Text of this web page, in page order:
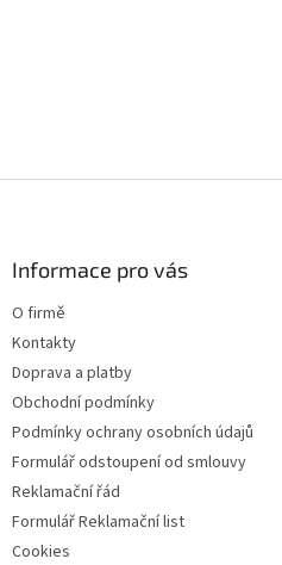
Informace pro vás
O firmě
Kontakty
Doprava a platby
Obchodní podmínky
Podmínky ochrany osobních údajů
Formulář odstoupení od smlouvy
Reklamační řád
Formulář Reklamační list
Cookies